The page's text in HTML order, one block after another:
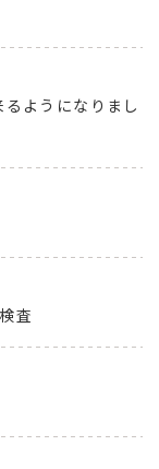
ようになりまし
査